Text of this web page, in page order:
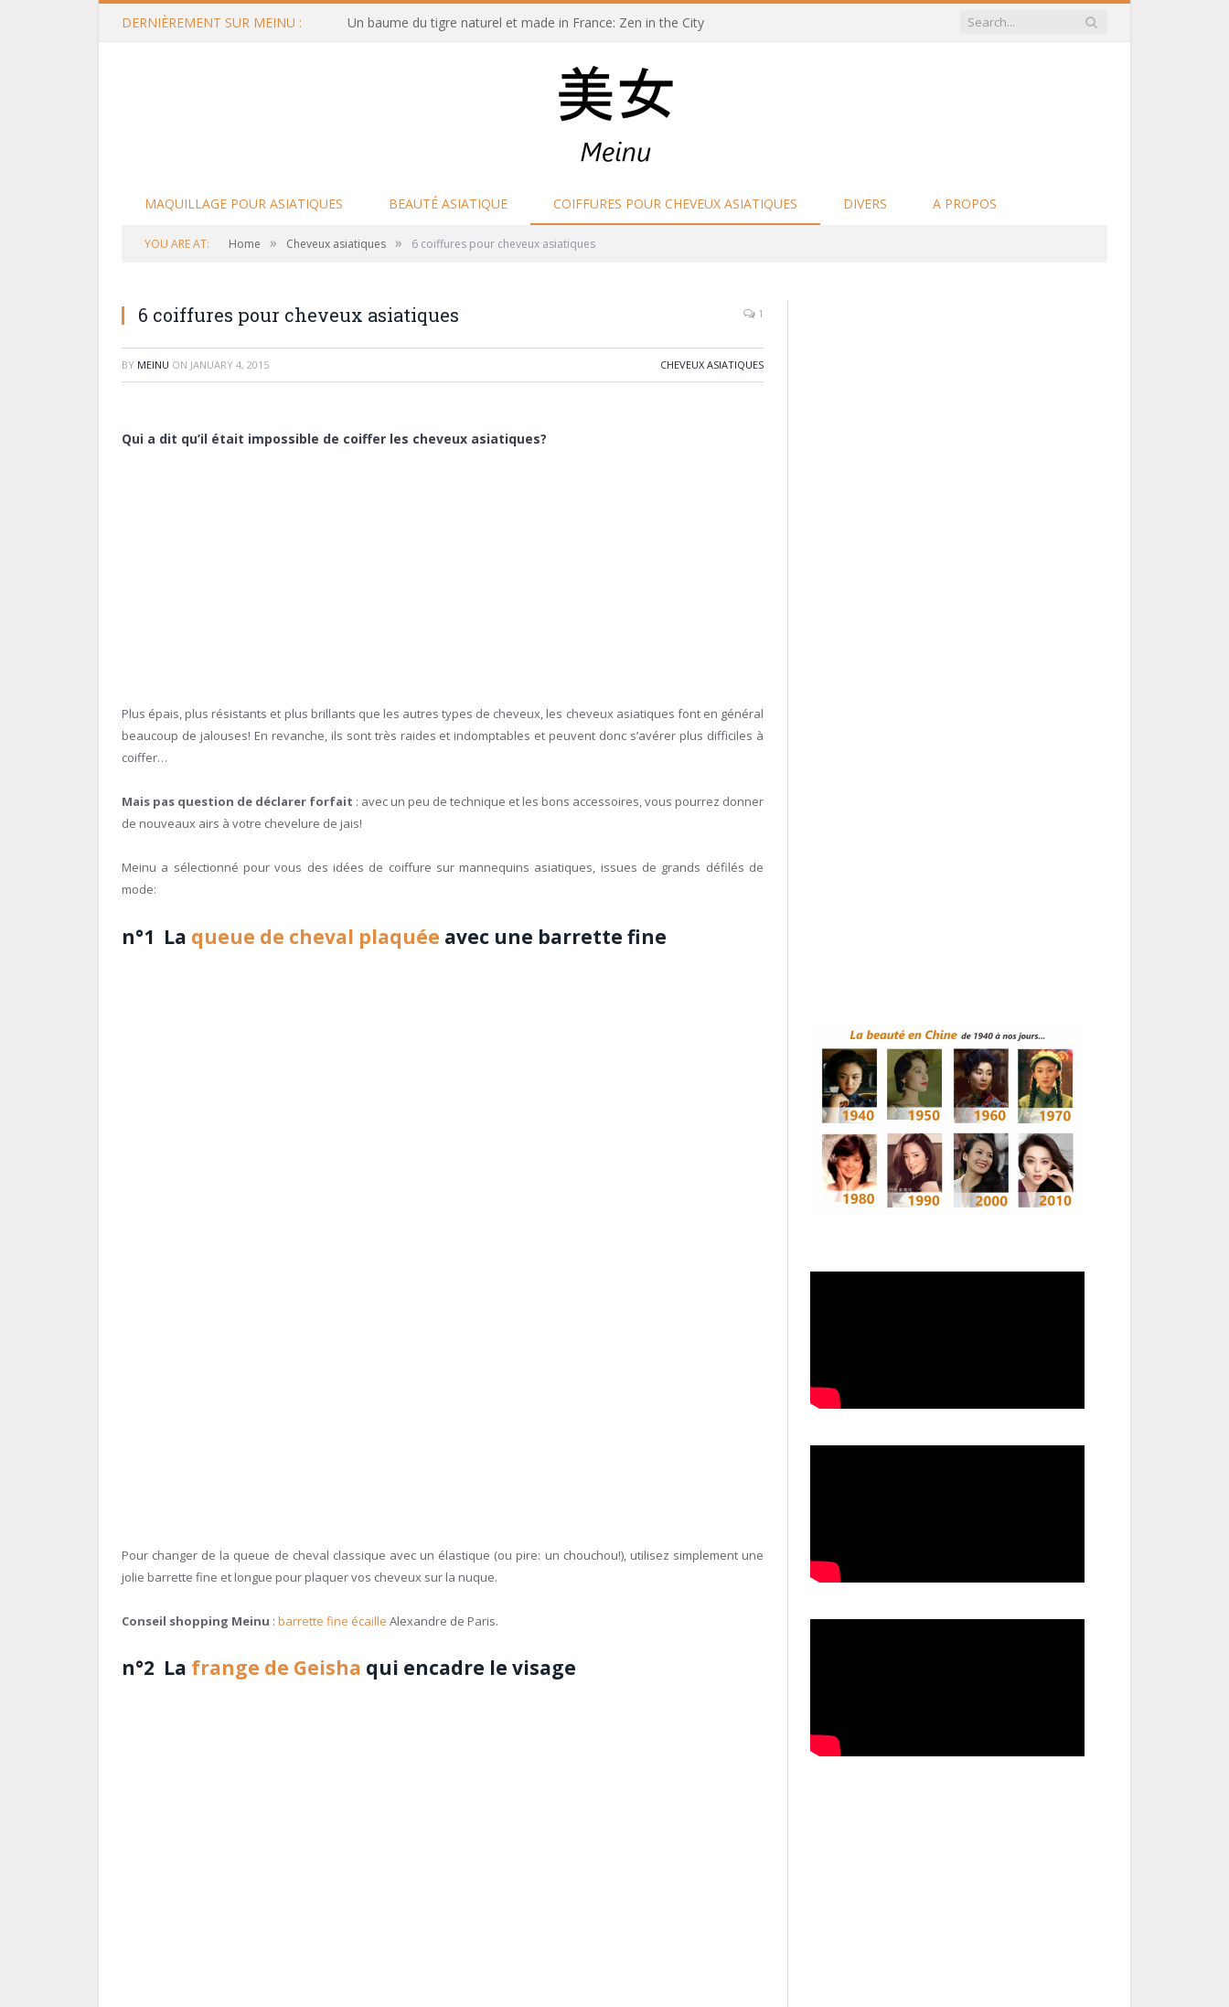
DERNIÈREMENT SUR MEINU : Un baume du tigre naturel et made in France: Zen in the City
MAQUILLAGE POUR ASIATIQUES BEAUTÉ ASIATIQUE COIFFURES POUR CHEVEUX ASIATIQUES DIVERS A PROPOS
YOU ARE AT: Home » Cheveux asiatiques » 6 coiffures pour cheveux asiatiques
6 coiffures pour cheveux asiatiques 1
BY MEINU ON JANUARY 4, 2015 CHEVEUX ASIATIQUES
Qui a dit qu’il était impossible de coiffer les cheveux asiatiques?
Plus épais, plus résistants et plus brillants que les autres types de cheveux, les cheveux asiatiques font en général
beaucoup de jalouses! En revanche, ils sont très raides et indomptables et peuvent donc s’avérer plus difficiles à
coiffer…
Mais pas question de déclarer forfait : avec un peu de technique et les bons accessoires, vous pourrez donner
de nouveaux airs à votre chevelure de jais!
Meinu a sélectionné pour vous des idées de coiffure sur mannequins asiatiques, issues de grands défilés de
mode:
n°1 La queue de cheval plaquée avec une barrette fine
Pour changer de la queue de cheval classique avec un élastique (ou pire: un chouchou!), utilisez simplement une
jolie barrette fine et longue pour plaquer vos cheveux sur la nuque.
Conseil shopping Meinu : barrette fine écaille Alexandre de Paris.
n°2 La frange de Geisha qui encadre le visage